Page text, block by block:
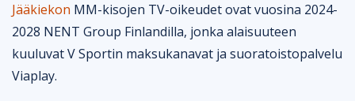
Jääkiekon MM-kisojen TV-oikeudet ovat vuosina 2024-
2028 NENT Group Finlandilla, jonka alaisuuteen
kuuluvat V Sportin maksukanavat ja suoratoistopalvelu
Viaplay.